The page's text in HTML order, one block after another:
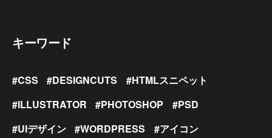
キーワード
CSS DESIGNCUTS
HTMLスニペット
ILLUSTRATOR
PHOTOSHOP
PSD
UIデザイン
WORDPRESS
アイコン